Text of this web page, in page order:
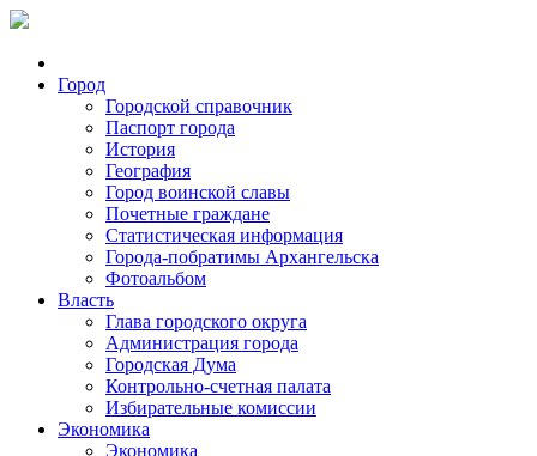
Город
Городской справочник
Паспорт города
История
География
Город воинской славы
Почетные граждане
Статистическая информация
Города-побратимы Архангельска
Фотоальбом
Власть
Глава городского округа
Администрация города
Городская Дума
Контрольно-счетная палата
Избирательные комиссии
Экономика
Экономика